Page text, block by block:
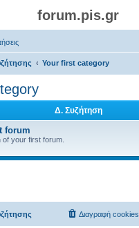
forum.pis.gr
Your first category
Δ. Συζήτηση
forum
of your first forum.
Διαγραφή cookies